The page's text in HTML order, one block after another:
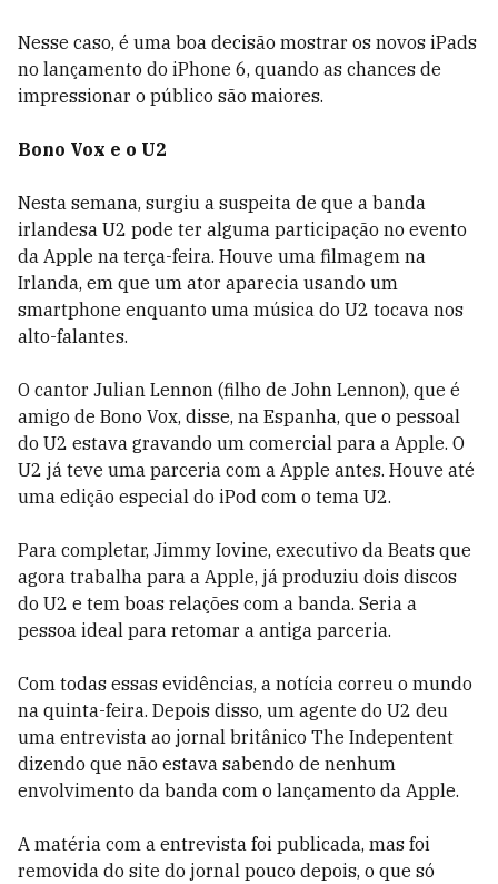
Nesse caso, é uma boa decisão mostrar os novos iPads
no lançamento do iPhone 6, quando as chances de
impressionar o público são maiores.
Bono Vox e o U2
Nesta semana, surgiu a suspeita de que a banda
irlandesa U2 pode ter alguma participação no evento
da Apple na terça-feira. Houve uma filmagem na
Irlanda, em que um ator aparecia usando um
smartphone enquanto uma música do U2 tocava nos
alto-falantes.
O cantor Julian Lennon (filho de John Lennon), que é
amigo de Bono Vox, disse, na Espanha, que o pessoal
do U2 estava gravando um comercial para a Apple. O
U2 já teve uma parceria com a Apple antes. Houve até
uma edição especial do iPod com o tema U2.
Para completar, Jimmy Iovine, executivo da Beats que
agora trabalha para a Apple, já produziu dois discos
do U2 e tem boas relações com a banda. Seria a
pessoa ideal para retomar a antiga parceria.
Com todas essas evidências, a notícia correu o mundo
na quinta-feira. Depois disso, um agente do U2 deu
uma entrevista ao jornal britânico The Indepentent
dizendo que não estava sabendo de nenhum
envolvimento da banda com o lançamento da Apple.
A matéria com a entrevista foi publicada, mas foi
removida do site do jornal pouco depois, o que só